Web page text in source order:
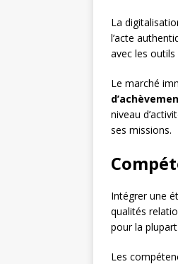
La
l’acte
avec les
Le marché
niveau
ses missions.
Intégrer une
qualités
pour la
Les